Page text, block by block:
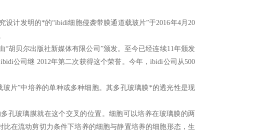
设计发明的*的“ibidi细胞侵袭带膜通道载玻片”于2016年4月20
“胡贝尔出版社新媒体有限公司 ”颁发。至今已经连续11年颁发
ibidi公司继 2012年第二次获得这个荣誉。今年，ibidi公司从500
玻片”中培养的单种或多种细胞。其多孔玻璃膜*的透光性是现
孔玻璃膜就在这个交叉的位置。细胞可以培养在玻璃膜的两
在流动剪切力条件下培养的细胞与静置培养的细胞形态，生